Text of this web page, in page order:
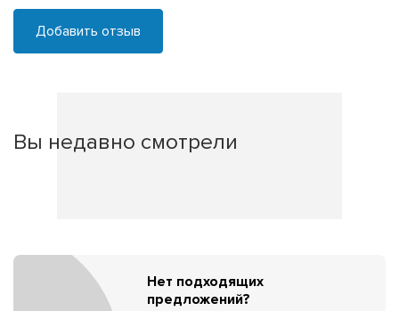
Добавить отзыв
Вы недавно смотрели
Нет подходящих
предложений?